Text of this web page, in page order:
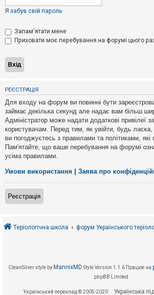
я
Т
е
и
б
е
в
і
д
п
о
в
і
д
е
й
к
т
и
в
т
Я забув свій пароль
Запам'ятати мене
Приховати моє перебування на форумі цього
РЕЄСТРАЦІЯ
Для входу на форум ви повинні бути
займає декілька секунд але надає вам більш
Адміністратор може надати додаткові привілеї
користувачам. Перед тим, як увійти, будь
ви погоджуєтесь з правилами та політиками, які
Пам'ятайте, що ваше перебування на форумі
усіма правилами.
Умови використання Заява про
Реєстрація
Теріологічна школа форум Українського
CleanSilver style by MannixMD Style Version 1.1.6 Працює на
phpBB Limited
Український переклад © 2005-2020 Українська